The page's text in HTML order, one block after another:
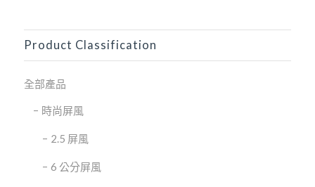
Product Classification
全部產品
時尚屏風
2.5 屏風
6 公分屏風